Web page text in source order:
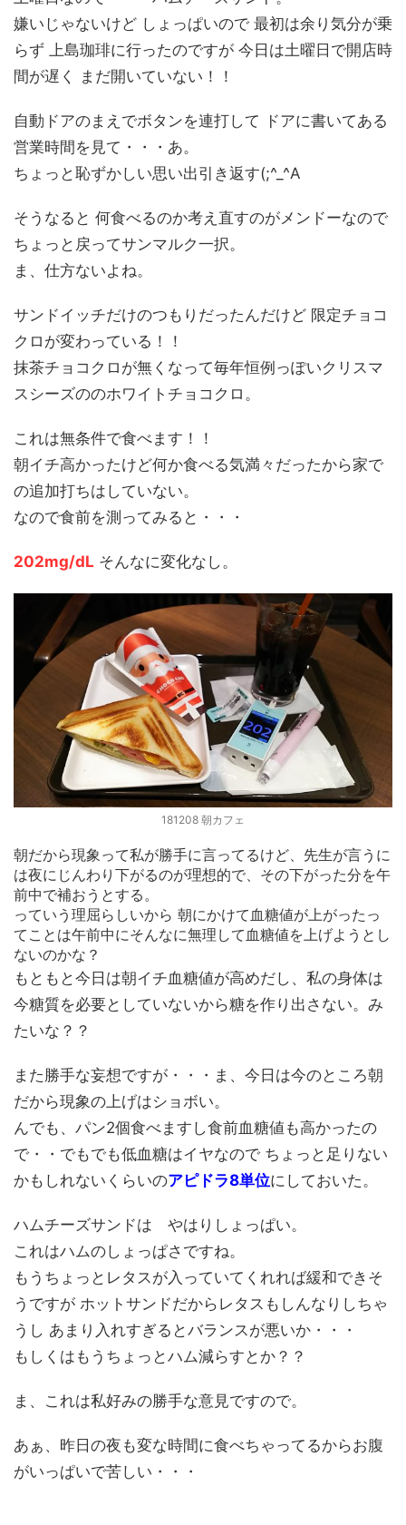
嫌いじゃないけど しょっぱいので 最初は余り気分が乗
らず 上島珈琲に行ったのですが 今日は土曜日で開店時
間が遅く まだ開いていない！！
自動ドアのまえでボタンを連打して ドアに書いてある
営業時間を見て・・・あ。
ちょっと恥ずかしい思い出引き返す(;^_^A
そうなると 何食べるのか考え直すのがメンドーなので
ちょっと戻ってサンマルク一択。
ま、仕方ないよね。
サンドイッチだけのつもりだったんだけど 限定チョコ
クロが変わっている！！
抹茶チョコクロが無くなって毎年恒例っぽいクリスマ
スシーズののホワイトチョコクロ。
これは無条件で食べます！！
朝イチ高かったけど何か食べる気満々だったから家で
の追加打ちはしていない。
なので食前を測ってみると・・・
202mg/dL そんなに変化なし。
181208 朝カフェ
朝だから現象って私が勝手に言ってるけど、先生が言うに
は夜にじんわり下がるのが理想的で、その下がった分を午
前中で補おうとする。
っていう理屈らしいから 朝にかけて血糖値が上がったっ
てことは午前中にそんなに無理して血糖値を上げようとし
ないのかな？
もともと今日は朝イチ血糖値が高めだし、私の身体は
今糖質を必要としていないから糖を作り出さない。み
たいな？？
また勝手な妄想ですが・・・ま、今日は今のところ朝
だから現象の上げはショボい。
んでも、パン2個食べますし食前血糖値も高かったの
で・・でもでも低血糖はイヤなので ちょっと足りない
かもしれないくらいのアピドラ8単位にしておいた。
ハムチーズサンドは やはりしょっぱい。
これはハムのしょっぱさですね。
もうちょっとレタスが入っていてくれれば緩和できそ
うですが ホットサンドだからレタスもしんなりしちゃ
うし あまり入れすぎるとバランスが悪いか・・・
もしくはもうちょっとハム減らすとか？？
ま、これは私好みの勝手な意見ですので。
あぁ、昨日の夜も変な時間に食べちゃってるからお腹
がいっぱいで苦しい・・・